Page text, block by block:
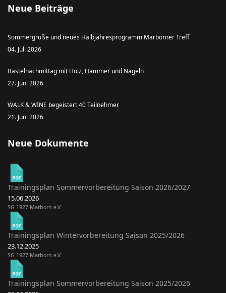
Neue Beiträge
Sommergrüße und neues Halbjahresprogramm Marborner Treff
04. Juli 2026
Bastelnachmittag mit Holz, Hammer und Nägeln
27. Juni 2026
WALK & WINE begeistert 40 Teilnehmer
21. Juni 2026
Neue Dokumente
Trainingsplan Sommervorbereitung Saison 2026/2027
15.06.2026
SG 1927 Marborn e.V.
Trainingsplan Wintervorbereitung Saison 2025/2026
23.12.2025
SG 1927 Marborn e.V.
Trainingsplan Sommervorbereitung Saison 2025/2026